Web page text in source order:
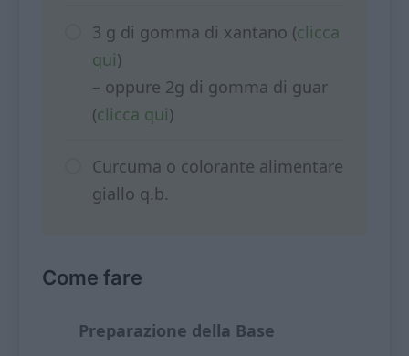
3 g di gomma di xantano (clicca
qui)
– oppure 2g di gomma di guar
(clicca qui)
Curcuma o colorante alimentare
giallo q.b.
Come fare
Preparazione della Base